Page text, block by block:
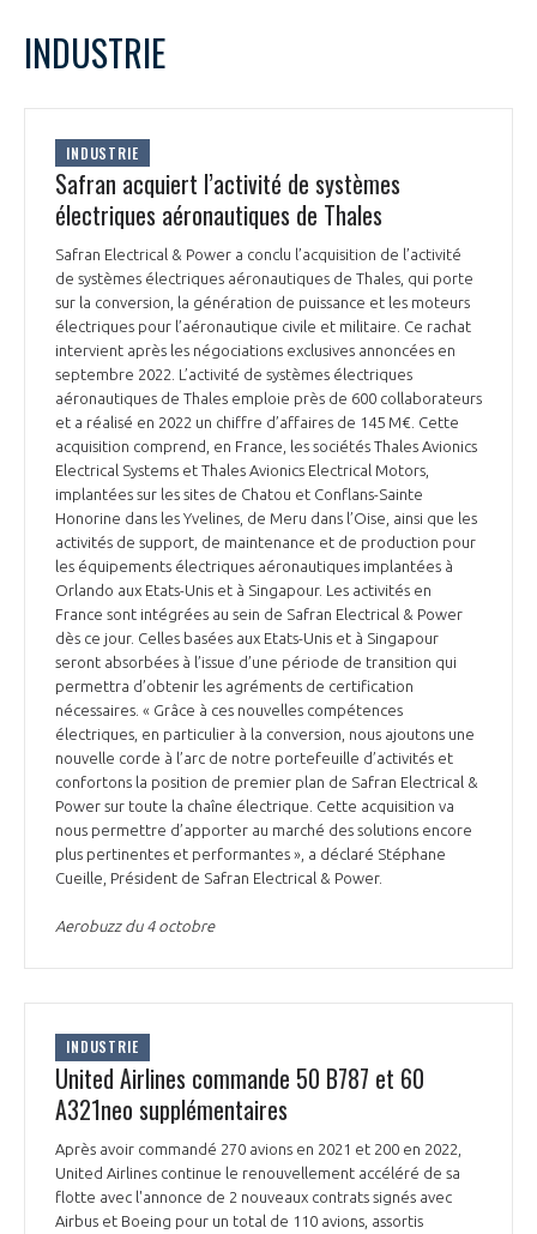
PRÉSENTATION
NOTRE VISION
NOS MISSIONS
NOTRE HISTOIRE
ORGANISATION
LE CONSEIL DU GIFAS
L’ÉQUIPE DU GIFAS
NOS RÉSEAUX À L'INTERNATIONAL
FONCTIONNEMENT
GEADS
COMITÉ AERO PME
STARTAIR
COMMISSIONS ET COMITÉS
ACCOMPAGNEMENT DE NOS ADHÉRENTS
LES PROGRAMMES DU GIFAS
UN ÉCOSYSTÈME INTÉGRÉ ET COHÉRENT
POURQUOI DEVENIR MEMBRE ?
LA MÉDIATION
LA MÉDIATION DANS LA FILIÈRE AÉRONAUTIQUE ET SPATIALE
LE MÉDIATEUR DE LA FILIÈRE AÉRONAUTIQUE ET SPATIALE
MÉDIATION ET CHARTE D’ENGAGEMENT SUR LES RELATIONS ENTRE
CLIENTS ET FOURNISSEURS
LA MÉDIATION AU-DELÀ DE LA FILIÈRE AÉRONAUTIQUE ET SPATIALE
PRENDRE CONTACT AVEC LE MÉDIATEUR DE LA FILIÈRE
LE SALON DU BOURGET
L'OBSERVATOIRE
CHIFFRES CLÉS
LES ENJEUX
COMPÉTITIVITÉ
ENVIRONNEMENT
INNOVATION
INTERNATIONALISATION
LES PUBLICATIONS
DOCUMENTS & BROCHURES
L
1
10
16
20
25
30
31
INDUSTRIE
INDUSTRIE
Safran acquiert l’activité de systèmes
électriques aéronautiques de Thales
Safran Electrical & Power a conclu l’acquisition de l’activité
de systèmes électriques aéronautiques de Thales, qui porte
sur la conversion, la génération de puissance et les moteurs
électriques pour l’aéronautique civile et militaire. Ce rachat
intervient après les négociations exclusives annoncées en
septembre 2022. L’activité de systèmes électriques
aéronautiques de Thales emploie près de 600 collaborateurs
et a réalisé en 2022 un chiffre d’affaires de 145 M€. Cette
acquisition comprend, en France, les sociétés Thales Avionics
Electrical Systems et Thales Avionics Electrical Motors,
implantées sur les sites de Chatou et Conflans-Sainte
Honorine dans les Yvelines, de Meru dans l’Oise, ainsi que les
activités de support, de maintenance et de production pour
les équipements électriques aéronautiques implantées à
Orlando aux Etats-Unis et à Singapour. Les activités en
France sont intégrées au sein de Safran Electrical & Power
dès ce jour. Celles basées aux Etats-Unis et à Singapour
seront absorbées à l’issue d’une période de transition qui
permettra d’obtenir les agréments de certification
nécessaires. « Grâce à ces nouvelles compétences
électriques, en particulier à la conversion, nous ajoutons une
nouvelle corde à l’arc de notre portefeuille d’activités et
confortons la position de premier plan de Safran Electrical &
Power sur toute la chaîne électrique. Cette acquisition va
nous permettre d’apporter au marché des solutions encore
plus pertinentes et performantes », a déclaré Stéphane
Cueille, Président de Safran Electrical & Power.
Aerobuzz du 4 octobre
INDUSTRIE
United Airlines commande 50 B787 et 60
A321neo supplémentaires
Après avoir commandé 270 avions en 2021 et 200 en 2022,
United Airlines continue le renouvellement accéléré de sa
flotte avec l'annonce de 2 nouveaux contrats signés avec
Airbus et Boeing pour un total de 110 avions, assortis
Rejoignez une filière d’excellence et développez
Découvrez les avantages d'adhérer au GIFAS.
Rencontres, salons, données sectorielles,
programmes ...
DEMANDE D’ADHÉSION